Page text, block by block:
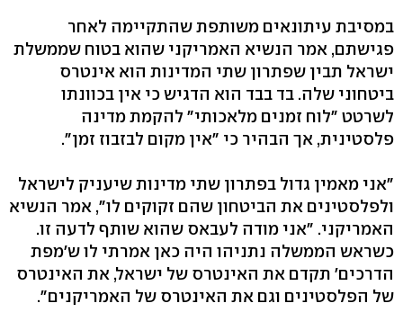
במסיבת עיתונאים משותפת שהתקיימה לאחר
פגישתם, אמר הנשיא האמריקני שהוא בטוח שממשלת
ישראל תבין שפתרון שתי המדינות הוא אינטרס
ביטחוני שלה. בד בבד הוא הדגיש כי אין בכוונתו
לשרטט "לוח זמנים מלאכותי" להקמת מדינה
פלסטינית, אך הבהיר כי "אין מקום לבזבוז זמן".
"אני מאמין גדול בפתרון שתי מדינות שיעניק לישראל
ולפלסטינים את הביטחון שהם זקוקים לו", אמר הנשיא
האמריקני. "אני מודה לעבאס שהוא שותף לדעה זו.
כשראש הממשלה נתניהו היה כאן אמרתי לו ש'מפת
הדרכים' תקדם את האינטרס של ישראל, את האינטרס
של הפלסטינים וגם את האינטרס של האמריקנים".